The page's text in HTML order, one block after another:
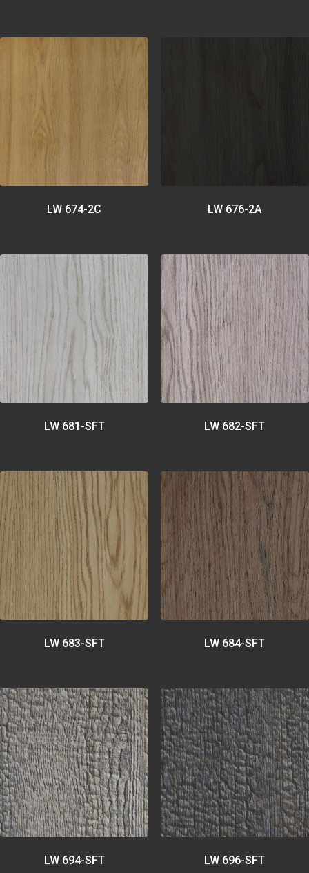
LW 674-2C LW 676-2A
LW 681-SFT LW 682-SFT
LW 683-SFT LW 684-SFT
LW 694-SFT LW 696-SFT